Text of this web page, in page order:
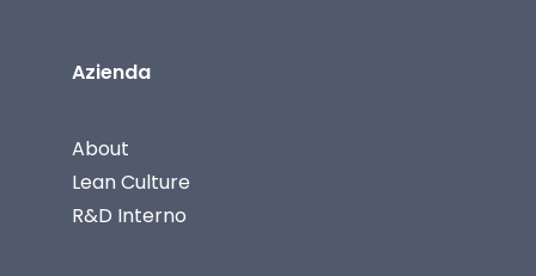
Azienda
About
Lean Culture
R&D Interno